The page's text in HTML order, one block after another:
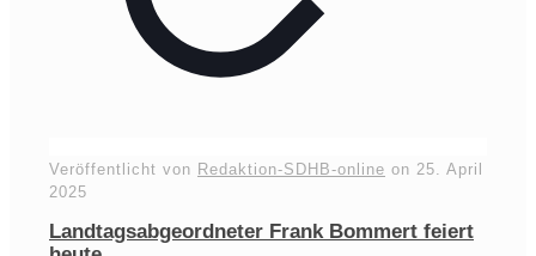
Veröffentlicht von Redaktion-SDHB-online on 25. April
2025
Landtagsabgeordneter Frank Bommert feiert